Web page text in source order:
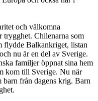
och välkomna
trygghet. Chilenarna som
flydde Balkankriget, listan
nu är en del av Sverige.
familjer öppnat sina hem
kom till Sverige. Nu när
barn från dagens krig. Barn